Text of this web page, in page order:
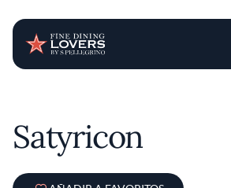
Satyricon